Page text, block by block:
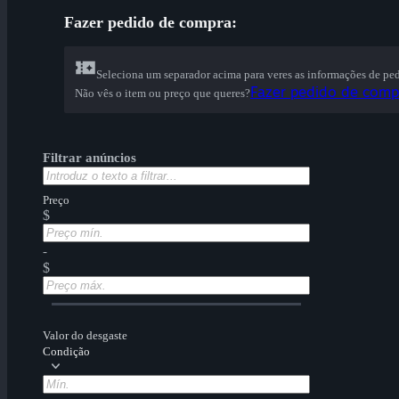
Fazer pedido de compra:
Seleciona um separador acima para veres as informações de
Não vês o item ou preço que queres?Fazer pedido de
Filtrar anúncios
Preço
$
-
$
Valor do desgaste
Condição